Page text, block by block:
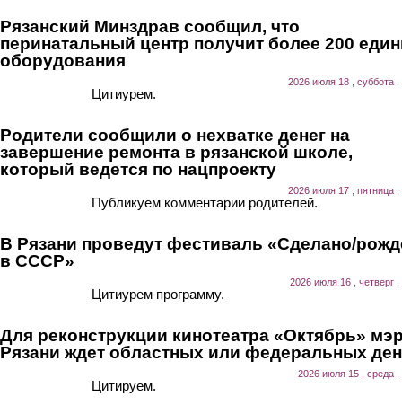
Рязанский Минздрав сообщил, что
перинатальный центр получит более 200
оборудования
2026 июля 18 , суббота ,
Цитиурем.
Родители сообщили о нехватке денег на
завершение ремонта в рязанской школе,
который ведется по нацпроекту
2026 июля 17 , пятница ,
Публикуем комментарии родителей.
В Рязани проведут фестиваль «Сделано/
в СССР»
2026 июля 16 , четверг ,
Цитиурем программу.
Для реконструкции кинотеатра «Октябрь»
Рязани ждет областных или федеральных
2026 июля 15 , среда ,
Цитируем.